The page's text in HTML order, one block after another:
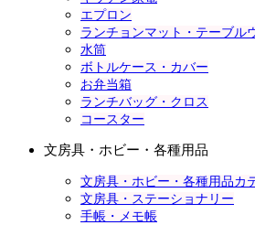
エプロン
ランチョンマット・テーブル
水筒
ボトルケース・カバー
お弁当箱
ランチバッグ・クロス
コースター
文房具・ホビー・各種用品
文房具・ホビー・各種用品カ
文房具・ステーショナリー
手帳・メモ帳